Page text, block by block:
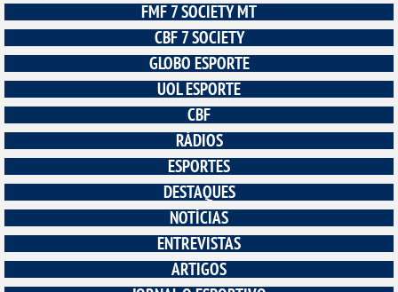
FMF 7 SOCIETY MT
CBF 7 SOCIETY
GLOBO ESPORTE
UOL ESPORTE
CBF
RÁDIOS
ESPORTES
DESTAQUES
NOTÍCIAS
ENTREVISTAS
ARTIGOS